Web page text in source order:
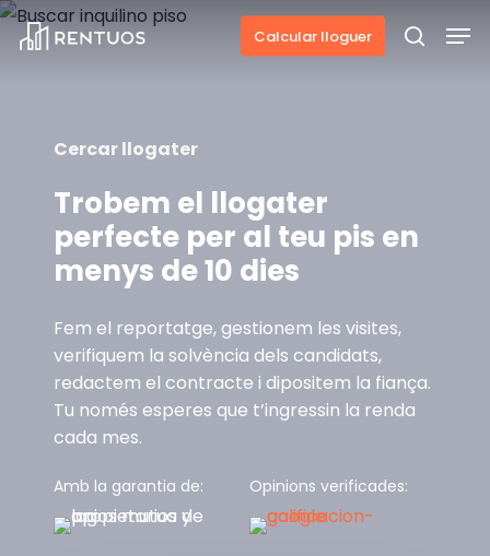
Skip
Calcular lloguer search
Cercar llogater
Trobem el llogater
perfecte per al teu pis en
menys de 10 dies
Fem el reportatge, gestionem les visites,
verifiquem la solvència dels candidats,
redactem el contracte i dipositem la fiança.
Tu només esperes que t’ingressin la renda
cada mes.
Amb la garantia de: Opinions verificades: